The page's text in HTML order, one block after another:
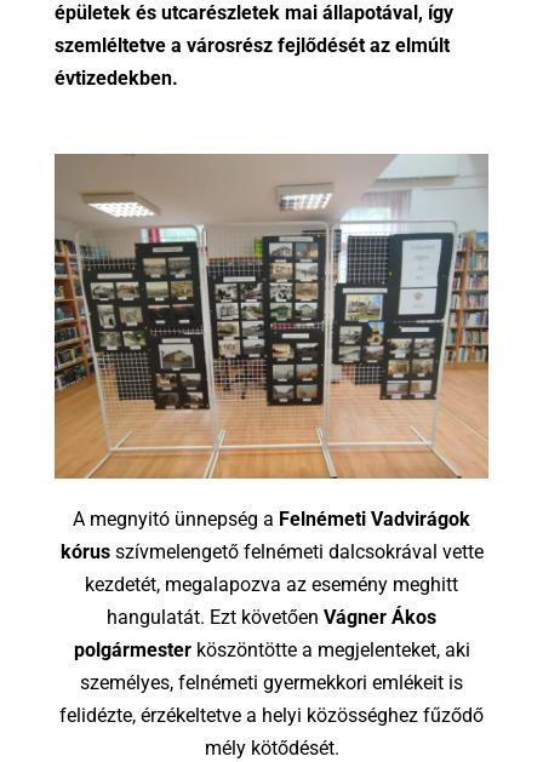
épületek és utcarészletek mai állapotával, így
szemléltetve a városrész fejlődését az elmúlt
évtizedekben.
A megnyitó ünnepség a Felnémeti Vadvirágok
kórusszívmelengető felnémeti dalcsokrával vette
kezdetét, megalapozva az esemény meghitt
hangulatát. Ezt követően Vágner Ákos
polgármesterköszöntötte a megjelenteket, aki
személyes, felnémeti gyermekkori emlékeit is
felidézte, érzékeltetve a helyi közösséghez fűződő
mély kötődését.